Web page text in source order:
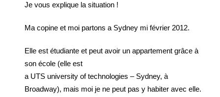
Je vous explique la situation !
Ma copine et moi partons a Sydney mi février 2012.
Elle est étudiante et peut avoir un appartement grâce à
son école (elle est
a UTS university of technologies – Sydney, à
Broadway), mais moi je ne peut pas y habiter avec elle.